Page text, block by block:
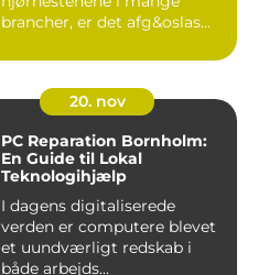
brancher, er det afg&oslas...
20. nov
PC Reparation Bornholm:
En Guide til Lokal
Teknologihjælp
I dagens digitaliserede
verden er computere blevet
et uundværligt redskab i
både arbejds...